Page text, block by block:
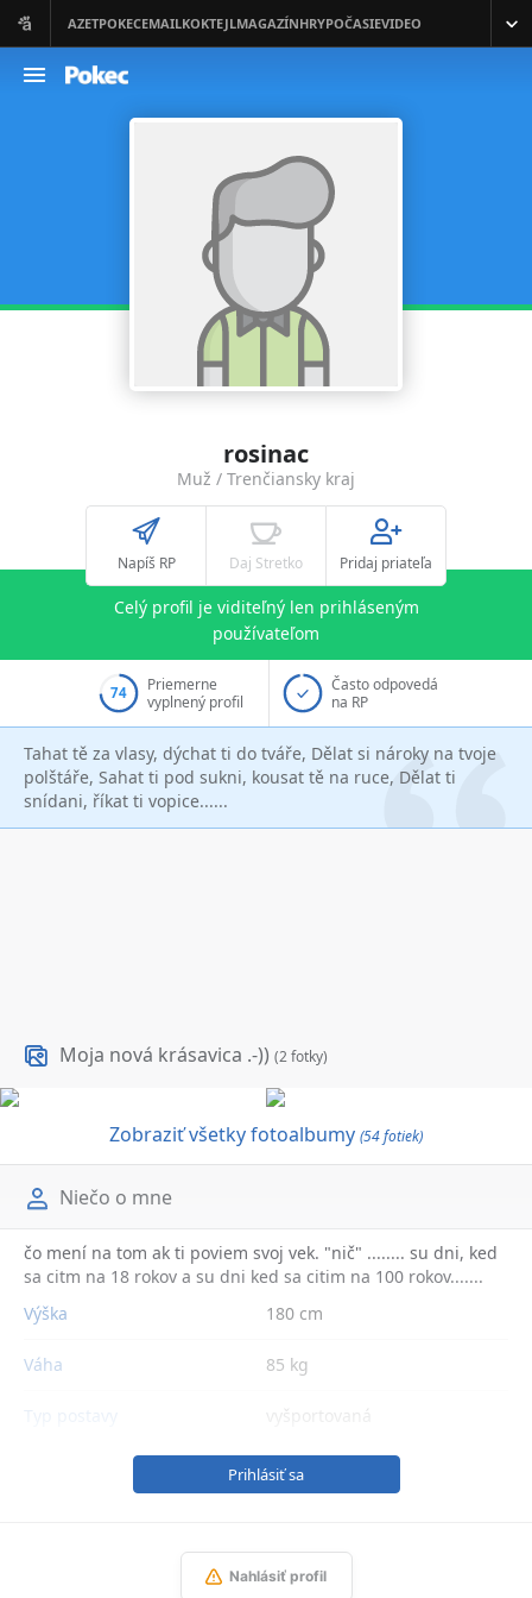
rosinac
Muž / Trenčiansky kraj
Napíš RP Daj Stretko Pridaj priateľa
Celý profil je viditeľný len prihláseným
používateľom
74
Priemerne
vyplnený profil
Často odpovedá
na RP
Tahat tě za vlasy, dýchat ti do tváře, Dělat si nároky na tvoje
polštáře, Sahat ti pod sukni, kousat tě na ruce, Dělat ti
snídani, říkat ti vopice......
Moja nová krásavica .-))(2 fotky)
Zobraziť všetky fotoalbumy (54 fotiek)
Niečo o mne
čo mení na tom ak ti poviem svoj vek. "nič" ........ su dni, ked
sa citm na 18 rokov a su dni ked sa citim na 100 rokov.......
Výška
180 cm
Váha 85 kg
vyšportovaná
Prihlásiť sa
Nahlásiť profil